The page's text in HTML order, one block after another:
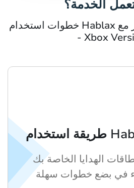
الخدمة؟
خطوات استخدام Hablax في الجزائر مع EA Play
- Xbox
الهدايا الخاصة بك